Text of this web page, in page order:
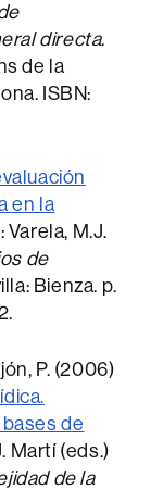
directa.
de la
ISBN:
en la
Varela, M.J.
de
Bienza. p.
P. (2006)
de
Martí (eds.)
de la